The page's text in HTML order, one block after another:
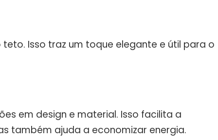
Isso traz um toque elegante e útil para o
em design e material. Isso facilita a
também ajuda a economizar energia.